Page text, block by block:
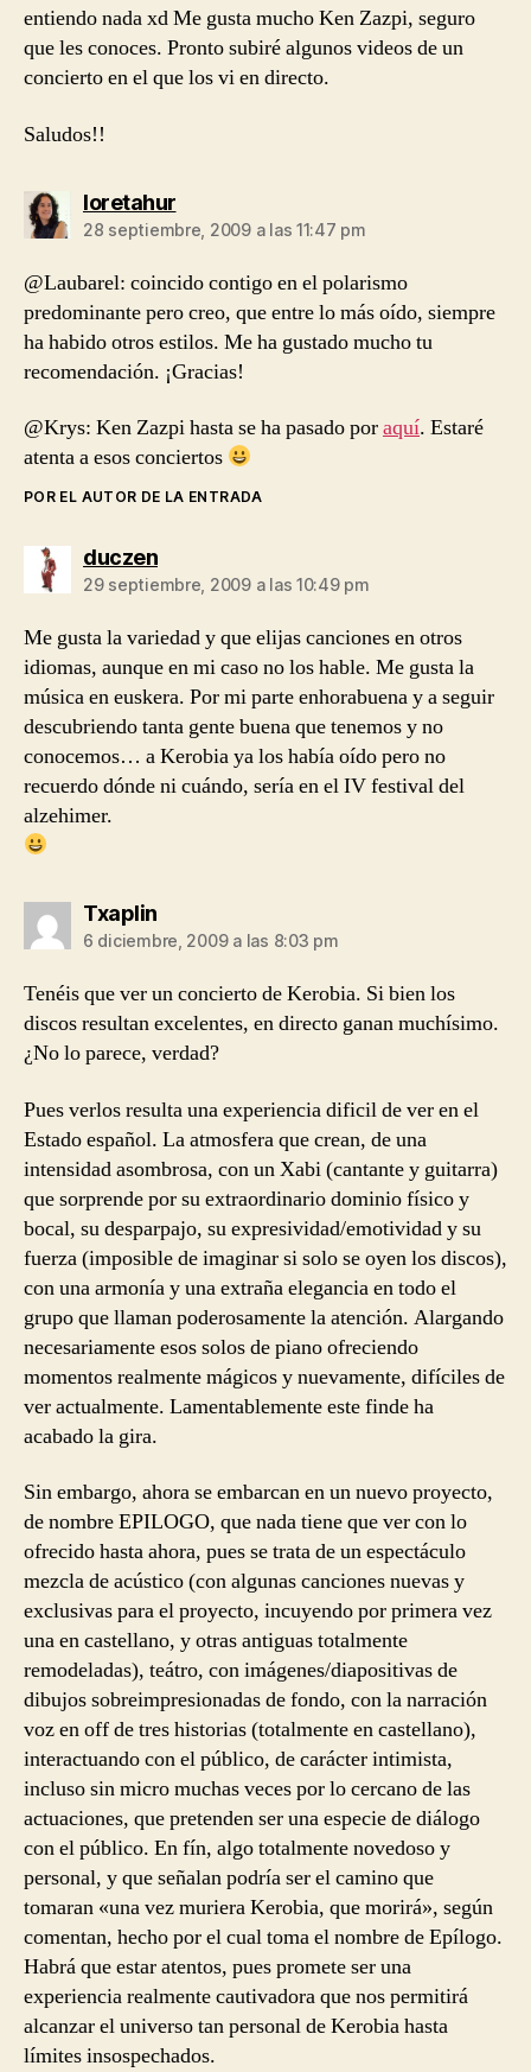
entiendo nada xd Me gusta mucho Ken Zazpi, seguro
que les conoces. Pronto subiré algunos videos de un
concierto en el que los vi en directo.
Saludos!!
loretahurdice:
28 septiembre, 2009 a las 11:47 pm
@Laubarel: coincido contigo en el polarismo
predominante pero creo, que entre lo más oído, siempre
ha habido otros estilos. Me ha gustado mucho tu
recomendación. ¡Gracias!
@Krys: Ken Zazpi hasta se ha pasado poraquí. Estaré
atenta a esos conciertos
POR EL AUTOR DE LA ENTRADA
duczendice:
29 septiembre, 2009 a las 10:49 pm
Me gusta la variedad y que elijas canciones en otros
idiomas, aunque en mi caso no los hable. Me gusta la
música en euskera. Por mi parte enhorabuena y a seguir
descubriendo tanta gente buena que tenemos y no
conocemos… a Kerobia ya los había oído pero no
recuerdo dónde ni cuándo, sería en el IV festival del
alzehimer.
Txaplindice:
6 diciembre, 2009 a las 8:03 pm
Tenéis que ver un concierto de Kerobia. Si bien los
discos resultan excelentes, en directo ganan muchísimo.
¿No lo parece, verdad?
Pues verlos resulta una experiencia dificil de ver en el
Estado español. La atmosfera que crean, de una
intensidad asombrosa, con un Xabi (cantante y guitarra)
que sorprende por su extraordinario dominio físico y
bocal, su desparpajo, su expresividad/emotividad y su
fuerza (imposible de imaginar si solo se oyen los discos),
con una armonía y una extraña elegancia en todo el
grupo que llaman poderosamente la atención. Alargando
necesariamente esos solos de piano ofreciendo
momentos realmente mágicos y nuevamente, difíciles de
ver actualmente. Lamentablemente este finde ha
acabado la gira.
Sin embargo, ahora se embarcan en un nuevo proyecto,
de nombre EPILOGO, que nada tiene que ver con lo
ofrecido hasta ahora, pues se trata de un espectáculo
mezcla de acústico (con algunas canciones nuevas y
exclusivas para el proyecto, incuyendo por primera vez
una en castellano, y otras antiguas totalmente
remodeladas), teátro, con imágenes/diapositivas de
dibujos sobreimpresionadas de fondo, con la narración
voz en off de tres historias (totalmente en castellano),
interactuando con el público, de carácter intimista,
incluso sin micro muchas veces por lo cercano de las
actuaciones, que pretenden ser una especie de diálogo
con el público. En fín, algo totalmente novedoso y
personal, y que señalan podría ser el camino que
tomaran «una vez muriera Kerobia, que morirá», según
comentan, hecho por el cual toma el nombre de Epílogo.
Habrá que estar atentos, pues promete ser una
experiencia realmente cautivadora que nos permitirá
alcanzar el universo tan personal de Kerobia hasta
límites insospechados.